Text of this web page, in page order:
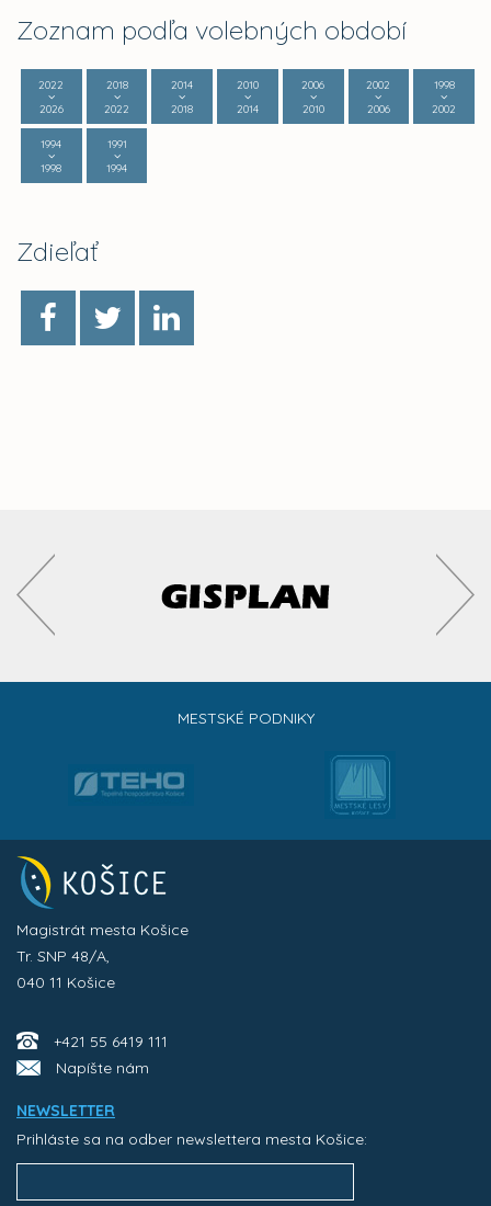
Zoznam podľa volebných období
2022
2026
2018
2022
2014
2018
2010
2014
2006
2010
2002
2006
1998
2002
1994
1998
1991
1994
Zdieľať
MESTSKÉ PODNIKY
Magistrát mesta Košice
Tr. SNP 48/A,
040 11 Košice
+421 55 6419 111
Napíšte nám
NEWSLETTER
Prihláste sa na odber newslettera mesta Košice: